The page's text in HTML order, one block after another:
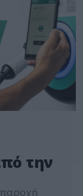
την
παροχή